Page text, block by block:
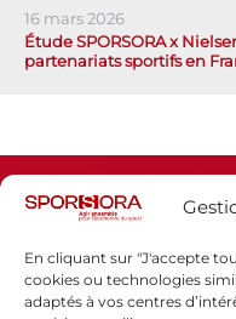
En cliquant sur "J'accepte
cookies ou technologies
adaptés à vos centres
16 mars 2026
Étude SPORSORA x
partenariats sportifs en